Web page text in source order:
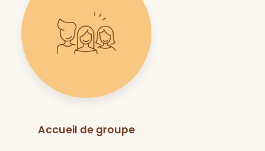
Accueil de groupe